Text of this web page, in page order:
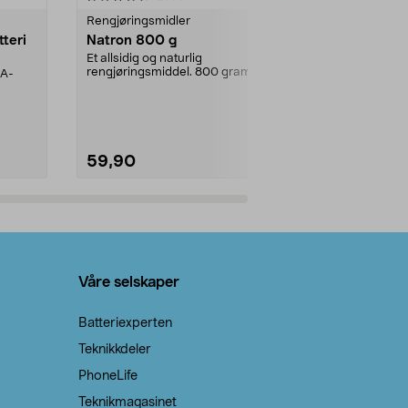
Rengjøringsmidler
Natron 800 g
Et allsidig og naturlig
rengjøringsmiddel. 800 gram
59,90
Våre selskaper
Batteriexperten
Teknikkdeler
PhoneLife
Teknikmagasinet